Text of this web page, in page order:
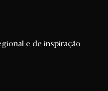
e de inspiração